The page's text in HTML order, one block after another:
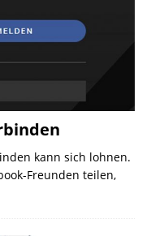
kann sich lohnen.
Freunden teilen,